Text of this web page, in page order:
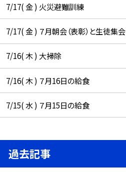
7/17( 金 ) 火災避難訓練
7/17( 金 ) ７月朝会（表彰）と生徒集会
7/16( 木 ) 大掃除
7/16( 木 ) ７月16日の給食
7/15( 水 ) ７月15日の給食
過去記事